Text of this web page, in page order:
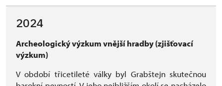
2024
Archeologický výzkum vnější hradby (zjišťovací
výzkum)
V období třicetileté války byl Grabštejn skutečnou